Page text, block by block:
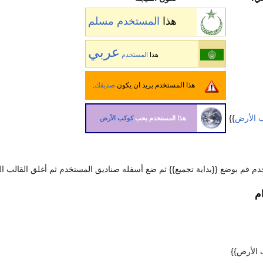
هذا المستخدم مسلم
هذا المستخدم عربي
هذا المستخدم يريد ان يكونصديقك.
الأرض}} هذا المستخدم يحبكوكب الأرض
قم بوضع {{بداية تجميع}} ثم ضع أسفله صناديق المستخدم ثم أغلق القالب
الأرض}}